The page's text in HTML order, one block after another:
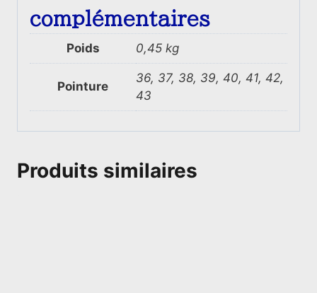
complémentaires
Poids 0,45 kg
Pointure
36, 37, 38, 39, 40, 41, 42,
43
Produits similaires